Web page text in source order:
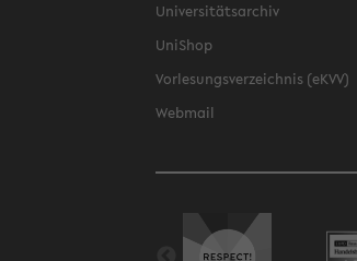
Universitätsarchiv
UniShop
Vorlesungsverzeichnis (eKVV)
Webmail